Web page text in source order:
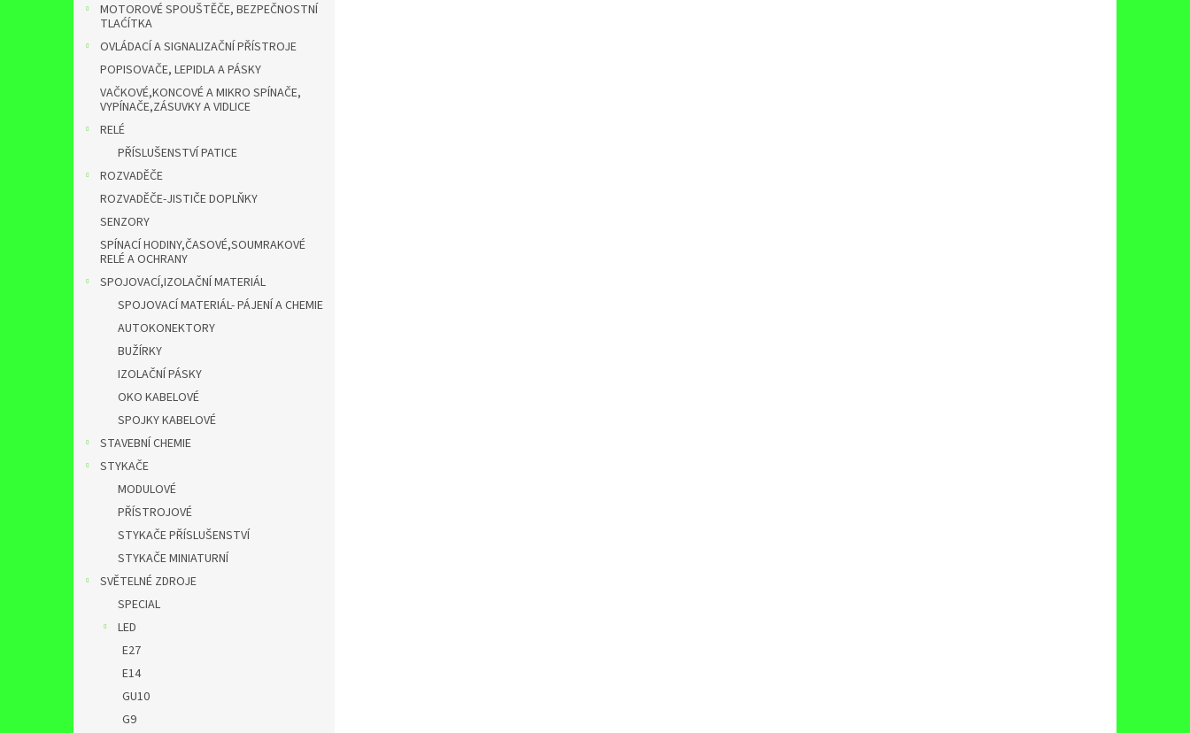
MOTOROVÉ SPOUŠTĚČE, BEZPEČNOSTNÍ
TLAĆÍTKA
OVLÁDACÍ A SIGNALIZAČNÍ PŘÍSTROJE
POPISOVAČE, LEPIDLA A PÁSKY
VAČKOVÉ,KONCOVÉ A MIKRO SPÍNAČE,
VYPÍNAČE,ZÁSUVKY A VIDLICE
RELÉ
PŘÍSLUŠENSTVÍ PATICE
ROZVADĚČE
ROZVADĚČE-JISTIČE DOPLŇKY
SENZORY
SPÍNACÍ HODINY,ČASOVÉ,SOUMRAKOVÉ
RELÉ A OCHRANY
SPOJOVACÍ,IZOLAČNÍ MATERIÁL
SPOJOVACÍ MATERIÁL- PÁJENÍ A CHEMIE
AUTOKONEKTORY
BUŽÍRKY
IZOLAČNÍ PÁSKY
OKO KABELOVÉ
SPOJKY KABELOVÉ
STAVEBNÍ CHEMIE
STYKAČE
MODULOVÉ
PŘÍSTROJOVÉ
STYKAČE PŘÍSLUŠENSTVÍ
STYKAČE MINIATURNÍ
SVĚTELNÉ ZDROJE
SPECIAL
LED
E27
E14
GU10
G9